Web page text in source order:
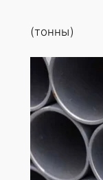
(тонны)